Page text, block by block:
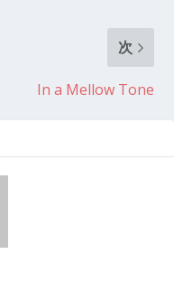
次
In a Mellow Tone